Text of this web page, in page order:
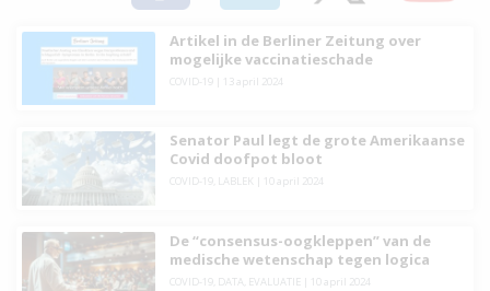
Artikel in de Berliner Zeitung over
mogelijke vaccinatieschade
COVID-19| 13 april 2024
Senator Paul legt de grote Amerikaanse
Covid doofpot bloot
COVID-19, LABLEK 10 april 2024
De “consensus-oogkleppen” van de
medische wetenschap tegen logica
COVID-19, DATA EVALUATIE 10 april 2024